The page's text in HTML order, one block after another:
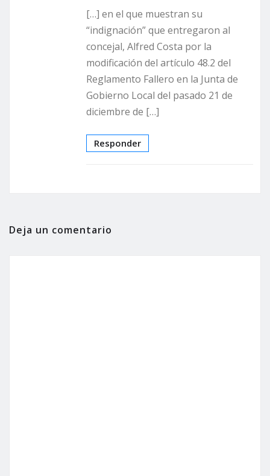
[…] en el que muestran su
“indignación” que entregaron al
concejal, Alfred Costa por la
modificación del artículo 48.2 del
Reglamento Fallero en la Junta de
Gobierno Local del pasado 21 de
diciembre de […]
Responder
Deja un comentario